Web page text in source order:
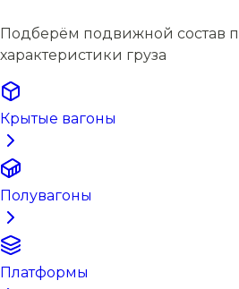
Подберём подвижной состав
характеристики груза
Крытые вагоны
Полувагоны
Платформы